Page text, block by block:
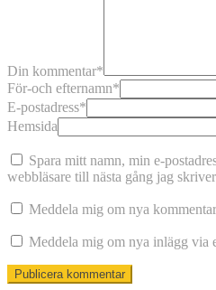
Din kommentar*
För-och efternamn*
E-postadress*
Hemsida
Spara mitt namn, min e-
webbläsare till nästa gång jag
Meddela mig om nya
Meddela mig om nya inlägg via